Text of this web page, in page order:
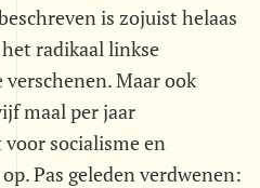
is zojuist helaas
radikaal linkse
Maar ook
maal per jaar
socialisme en
Pas geleden verdwenen: